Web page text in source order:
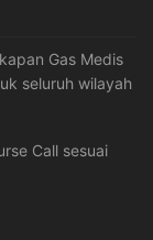
Gas Medis
seluruh wilayah
Call sesuai